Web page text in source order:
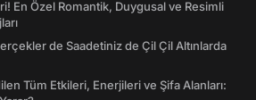
En Özel Romantik, Duygusal ve Resimli
de Saadetiniz de Çil Çil Altınlarda
Tüm Etkileri, Enerjileri ve Şifa Alanları: